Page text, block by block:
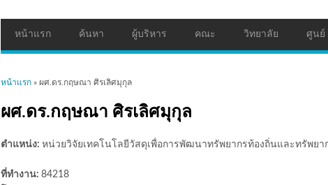
หน้าแรก ค้นหา ผู้บริหาร คณะ วิทยาลัย ศูนย์
คุณอยู่ที่นี่
หน้าแรก » ผศ.ดร.กฤษณา ศิรเลิศมุกุล
ผศ.ดร.กฤษณา ศิรเลิศมุกุล
ตำแหน่ง: หน่วยวิจัยเทคโนโลยีวัสดุเพื่อการพัฒนาทรัพยากรท้องถิ่นและทรัพยา
ที่ทำงาน: 84218